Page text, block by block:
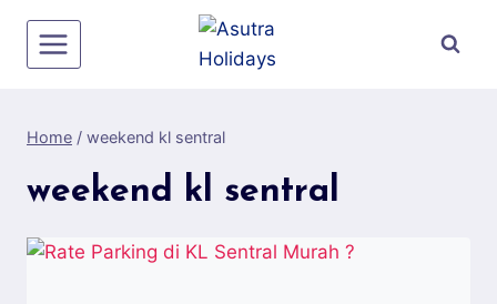
content
Home / weekend kl sentral
weekend kl sentral